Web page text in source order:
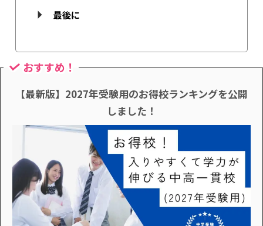
最後に
おすすめ！
【最新版】2027年受験用のお得校ランキングを公開
しました！